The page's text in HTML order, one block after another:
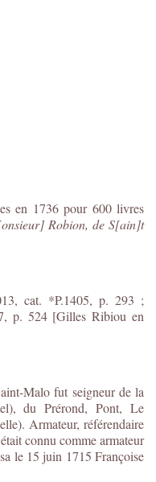
en 1736 pour 600 livres
Robion, de S[ain]t
cat. *P.1405, p. 293 ;
p. 524 [Gilles Ribiou en
Malo fut seigneur de la
du Prérond, Pont, Le
Armateur, référendaire
connu comme armateur
le 15 juin 1715 Françoise